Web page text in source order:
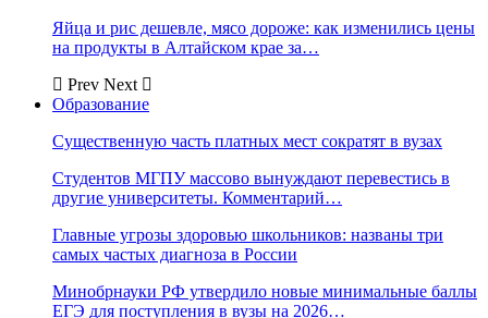
Яйца и рис дешевле, мясо дороже: как изменились цены
на продукты в Алтайском крае за…
Prev Next
Образование
Существенную часть платных мест сократят в вузах
Студентов МГПУ массово вынуждают перевестись в
другие университеты. Комментарий…
Главные угрозы здоровью школьников: названы три
самых частых диагноза в России
Минобрнауки РФ утвердило новые минимальные баллы
ЕГЭ для поступления в вузы на 2026…